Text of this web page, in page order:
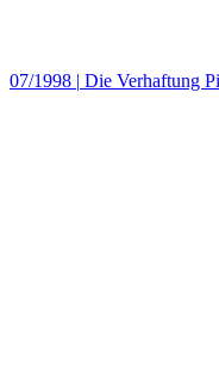
07/1998 | Die Verhaftung